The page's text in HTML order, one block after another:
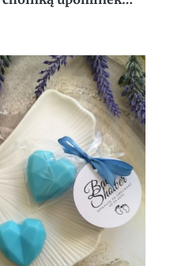
Boże Narodzenie